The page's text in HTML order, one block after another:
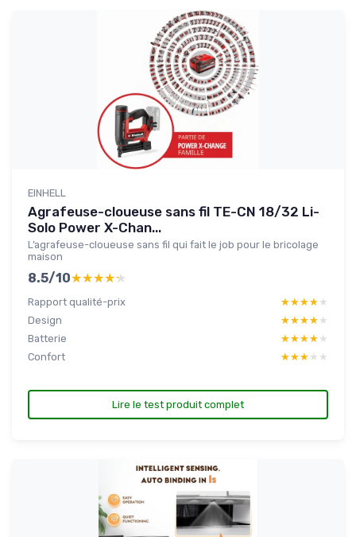
EINHELL
Agrafeuse-cloueuse sans fil TE-CN 18/32 Li-
Solo Power X-Chan...
L’agrafeuse-cloueuse sans fil qui fait le job pour le bricolage
maison
8.5/10★★★★★
★★★★★
Rapport qualité-prix ★★★★★
★★★★★
Design
★★★★★
★★★★★
Batterie
★★★★★
★★★★★
Confort
★★★★★
★★★★★
Lire le test produit complet